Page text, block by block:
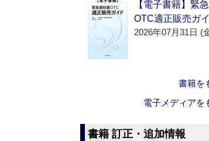
【電子書籍】緊
OTC適正販売ガ
2026年07月31日 (
書籍を
電子メディアを
書籍 訂正・追加情報